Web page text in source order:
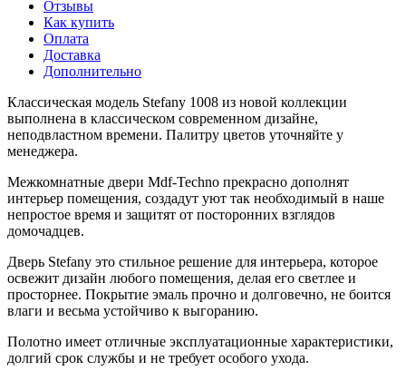
Отзывы
Как купить
Оплата
Доставка
Дополнительно
Классическая модель Stefany 1008 из новой коллекции
выполнена в классическом современном дизайне,
неподвластном времени. Палитру цветов уточняйте у
менеджера.
Межкомнатные двери Mdf-Techno прекрасно дополнят
интерьер помещения, создадут уют так необходимый в наше
непростое время и защитят от посторонних взглядов
домочадцев.
Дверь Stefany это стильное решение для интерьера, которое
освежит дизайн любого помещения, делая его светлее и
просторнее. Покрытие эмаль прочно и долговечно, не боится
влаги и весьма устойчиво к выгоранию.
Полотно имеет отличные эксплуатационные характеристики,
долгий срок службы и не требует особого ухода.